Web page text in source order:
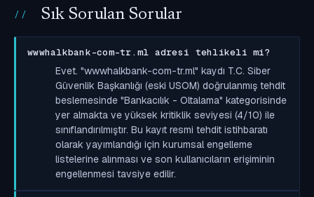
Sık Sorulan Sorular
wwwhalkbank-com-tr.ml adresi tehlikeli mi?
Evet. "wwwhalkbank-com-tr.ml" kaydı T.C. Siber
Güvenlik Başkanlığı (eski USOM) doğrulanmış tehdit
beslemesinde "Bankacılık - Oltalama" kategorisinde
yer almakta ve yüksek kritiklik seviyesi (4/10) ile
sınıflandırılmıştır. Bu kayıt resmi tehdit istihbaratı
olarak yayımlandığı için kurumsal engelleme
listelerine alınması ve son kullanıcıların erişiminin
engellenmesi tavsiye edilir.